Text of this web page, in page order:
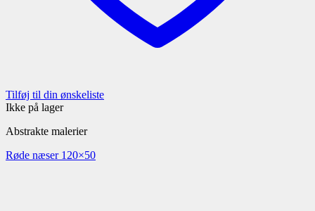
Tilføj til din ønskeliste
Ikke på lager
Abstrakte malerier
Røde næser 120×50